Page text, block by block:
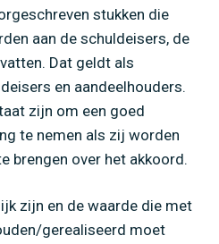
stukken die
aan de schuldeisers, de
Dat geldt als
en aandeelhouders.
zijn om een goed
te nemen als zij worden
brengen over het akkoord.
zijn en de waarde die met
gerealiseerd moet